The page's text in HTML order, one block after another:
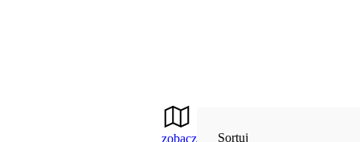
zobacz
Sortuj